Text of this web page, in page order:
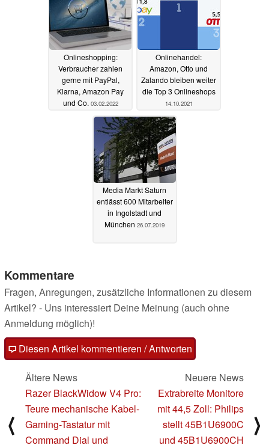
Onlineshopping:
Verbraucher zahlen
gerne mit PayPal,
Klarna, Amazon Pay
und Co. 03.02.2022
Onlinehandel:
Amazon, Otto und
Zalando bleiben weiter
die Top 3 Onlineshops
14.10.2021
Media Markt Saturn
entlässt 600 Mitarbeiter
in Ingolstadt und
München 26.07.2019
Kommentare
Fragen, Anregungen, zusätzliche Informationen zu diesem
Artikel? - Uns interessiert Deine Meinung (auch ohne
Anmeldung möglich)!
Diesen Artikel kommentieren / Antworten
⟨
Ältere News
Razer BlackWidow V4 Pro:
Teure mechanische Kabel-
Gaming-Tastatur mit
Command Dial und
Neuere News
Extrabreite Monitore
mit 44,5 Zoll: Philips
stellt 45B1U6900C
und 45B1U6900CH
⟩